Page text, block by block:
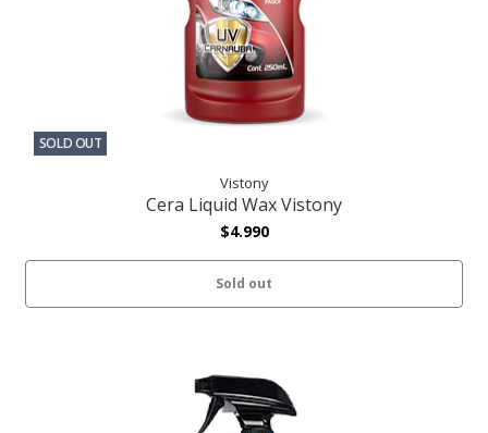
SOLD OUT
Vistony
Cera Liquid Wax Vistony
$4.990
Sold out